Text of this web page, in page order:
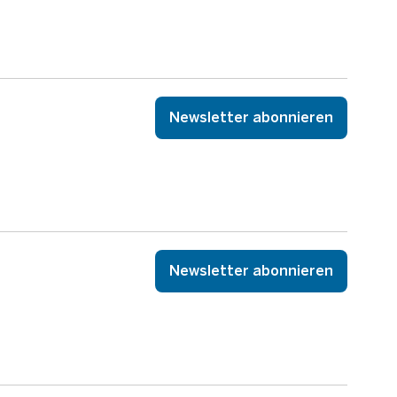
Newsletter abonnieren
Newsletter abonnieren